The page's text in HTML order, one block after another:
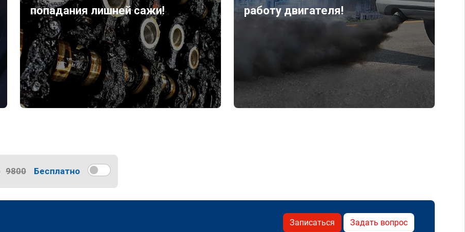
попадания лишней сажи!
работу двигателя!
9800 Бесплатно
Записаться Задать вопрос